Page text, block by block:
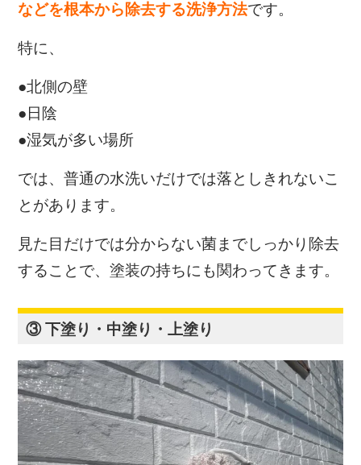
などを根本から除去する洗浄方法です。
特に、
●北側の壁
●日陰
●湿気が多い場所
では、普通の水洗いだけでは落としきれないこ
とがあります。
見た目だけでは分からない菌までしっかり除去
することで、塗装の持ちにも関わってきます。
③ 下塗り・中塗り・上塗り